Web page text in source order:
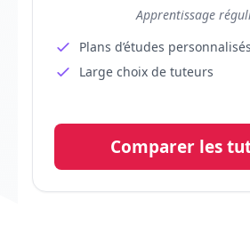
Apprentissage
Plans d’études personnalisés
Large choix de tuteurs
Comparer les